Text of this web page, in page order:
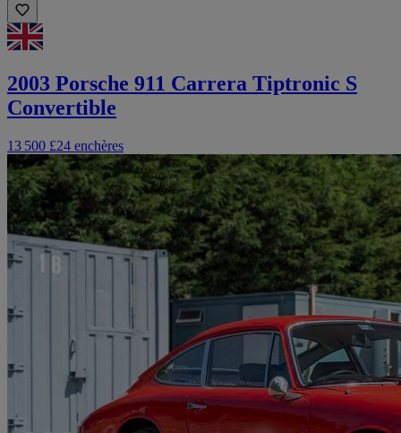
2003 Porsche 911 Carrera Tiptronic S
Convertible
13 500 £24 enchères